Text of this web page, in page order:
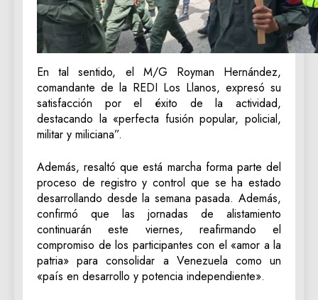
En tal sentido, el M/G Royman Hernández,
comandante de la REDI Los Llanos, expresó su
satisfacción por el éxito de la actividad,
destacando la «perfecta fusión popular, policial,
militar y miliciana”.
Además, resaltó que está marcha forma parte del
proceso de registro y control que se ha estado
desarrollando desde la semana pasada. Además,
confirmó que las jornadas de alistamiento
continuarán este viernes, reafirmando el
compromiso de los participantes con el «amor a la
patria» para consolidar a Venezuela como un
«país en desarrollo y potencia independiente».